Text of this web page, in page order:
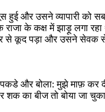
हुई और उसने व्यापारी को
के कक्ष में झाड़ू लगा रहा
से कूद पड़ा और उसने सेवक
और बोला: मुझे माफ़ कर
शक का बीज तो बोया जा